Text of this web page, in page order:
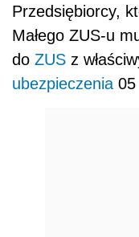
Przedsiębiorcy,
Małego ZUS-u
do ZUS z
ubezpieczenia 05